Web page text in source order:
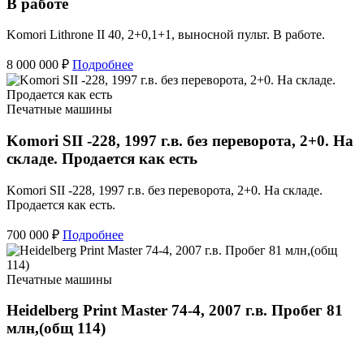
Komori Lithrone II 40, 2+0,1+1, выносной пульт. В работе.
8 000 000 ₽ Подробнее
Печатные машины
Komori SII -228, 1997 г.в. без переворота, 2+0. На
складе. Продается как есть
Komori SII -228, 1997 г.в. без переворота, 2+0. На складе.
Продается как есть.
700 000 ₽ Подробнее
Печатные машины
Heidelberg Print Master 74-4, 2007 г.в. Пробег 81
млн,(общ 114)